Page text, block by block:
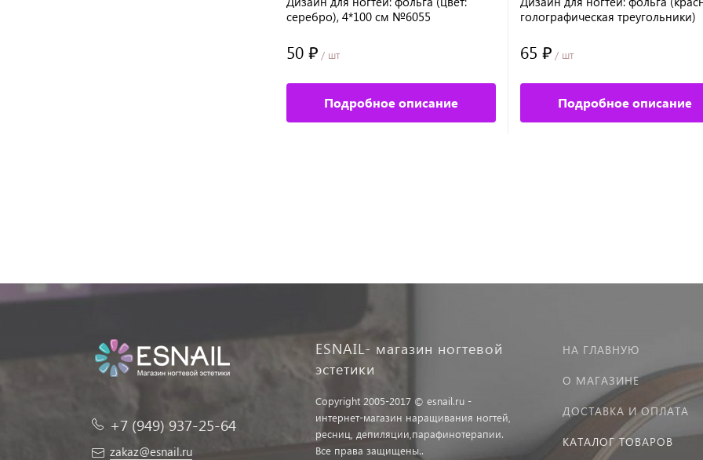
серебро), 4*100 см №6055
50 ₽ / шт
Подробное описание
голографическая треугольники)
65 ₽ / шт
Подробное описание
+7 (949) 937-25-64
zakaz@esnail.ru
ESNAIL- магазин ногтевой
эстетики
Copyright 2005-2017 © esnail.ru -
интернет-магазин наращивания ногтей,
ресниц, депиляции,парафинотерапии.
Все права защищены..
НА ГЛАВНУЮ
О МАГАЗИНЕ
ДОСТАВКА И ОПЛАТА
КАТАЛОГ ТОВАРОВ